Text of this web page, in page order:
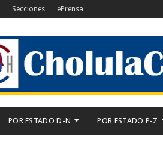
Secciones ePrensa
POR ESTADO D-N POR ESTADO P-Z